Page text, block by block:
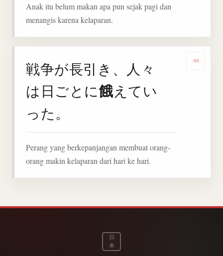
Anak itu belum makan apa pun sejak pagi dan
menangis karena kelaparan.
戦争が長引き、人々
は日ごとに餓えてい
った。
Perang yang berkepanjangan membuat orang-
orang makin kelaparan dari hari ke hari.
日
本